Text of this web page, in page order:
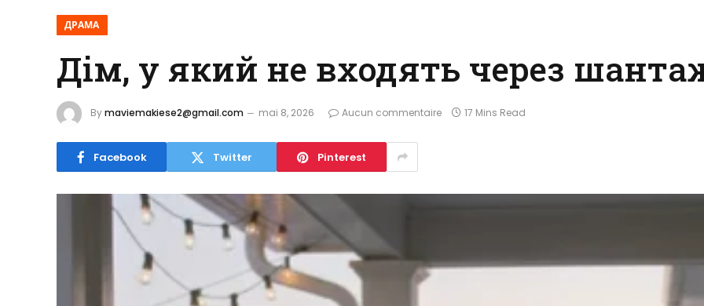
ДРАМА
Дім, у який не входять через
Bymaviemakiese2@gmail.com mai 8, 2026 Aucun commentaire 17 Mins Read
Facebook Twitter Pinterest